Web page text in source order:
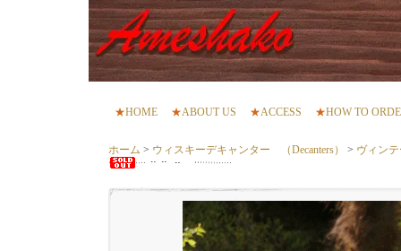
★HOME ★ABOUT US ★ACCESS ★HOW TO
ホーム > ウィスキーデキャンター （Decanters） > ヴィン